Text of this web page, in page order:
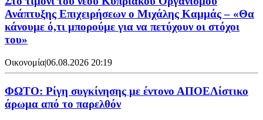
Ανάπτυξης Επιχειρήσεων ο Μιχάλης Καμμάς – «Θα
κάνουμε ό,τι μπορούμε για να πετύχουν οι στόχοι
του»
Οικονομία|06.08.2026 20:19
ΦΩΤΟ: Ρίγη συγκίνησης με έντονο ΑΠΟΕΛίστικο
άρωμα από το παρελθόν